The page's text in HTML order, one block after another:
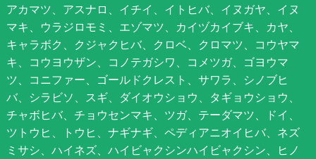
アカマツ、アスナロ、イチイ、イトヒバ、イヌガヤ、イヌ
マキ、ウラジロモミ、エゾマツ、カイヅカイブキ、カヤ、
キャラボク、クジャクヒバ、クロベ、クロマツ、コウヤマ
キ、コウヨウザン、コノテガシワ、コメツガ、ゴヨウマ
ツ、コニファー、ゴールドクレスト、サワラ、シノブヒ
バ、シラビソ、スギ、ダイオウショウ、タギョウショウ、
チャボヒバ、チョウセンマキ、ツガ、テーダマツ、ドイ、
ツトウヒ、トウヒ、ナギナギ、ペディアニオイヒバ、ネズ
ミサシ、ハイネズ、ハイビャクシンハイビャクシン、ヒノ